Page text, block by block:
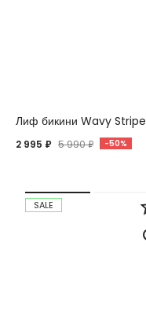
Лиф бикини Wavy Stripe
2 995 ₽ 5 990 ₽ -50%
SALE